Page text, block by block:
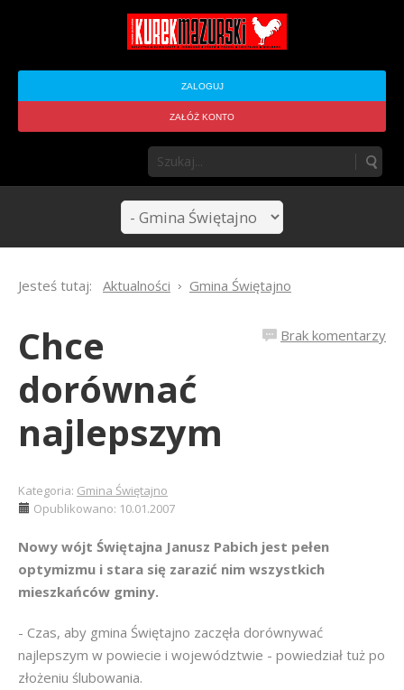
ZALOGUJ
ZAŁÓŻ KONTO
Jesteś tutaj: Aktualności Gmina Świętajno
Brak komentarzy
Chce
dorównać
najlepszym
Kategoria: Gmina Świętajno
Opublikowano: 10.01.2007
Nowy wójt Świętajna Janusz Pabich jest pełen
optymizmu i stara się zarazić nim wszystkich
mieszkańców gminy.
- Czas, aby gmina Świętajno zaczęła dorównywać
najlepszym w powiecie i województwie - powiedział tuż po
złożeniu ślubowania.